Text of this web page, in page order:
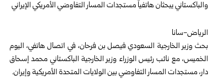
الرياض-سانا
بحث وزير الخارجية السعودي فيصل بن فرحان، في اتصال هاتفي، اليوم
الخميس، مع نائب رئيس الوزراء وزير الخارجية الباكستاني محمد إسحاق
دار، مستجدات المسار التفاوضي بين الولايات المتحدة الأمريكية وإيران.